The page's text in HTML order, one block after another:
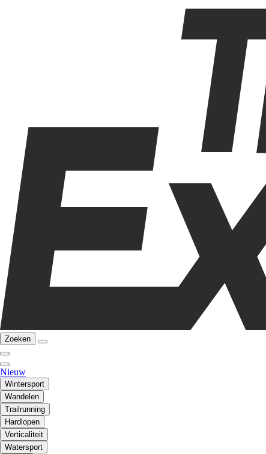
Zoeken
Nieuw
Wintersport
Wandelen
Trailrunning
Hardlopen
Verticaliteit
Watersport